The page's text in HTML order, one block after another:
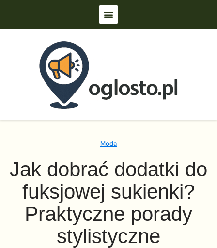
Moda
Jak dobrać dodatki do
fuksjowej sukienki?
Praktyczne porady
stylistyczne